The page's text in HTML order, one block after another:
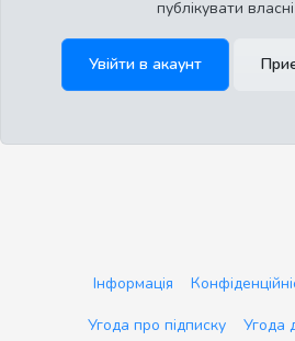
публікувати
Увійти в акаунт
Інформація
Угода про підписку
Угода